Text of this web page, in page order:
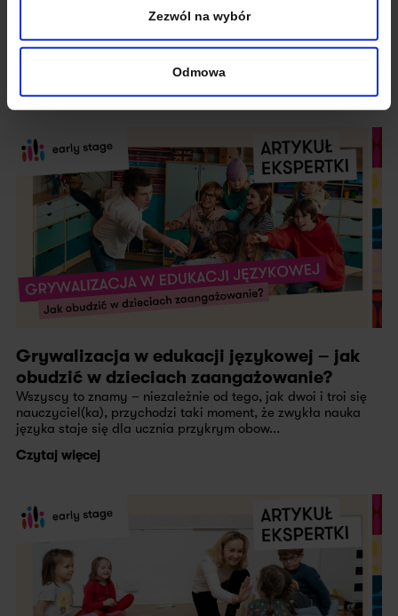
Zezwól na wybór
Odmowa
Wyślij
Grywalizacja w edukacji językowej – jak
obudzić w dzieciach zaangażowanie?
Wszyscy to znamy – niezależnie od tego, jak dwoi i troi się
nauczyciel(ka), przychodzi taki moment, że zwykła nauka
języka staje się dla ucznia przykrym obow...
Czytaj więcej